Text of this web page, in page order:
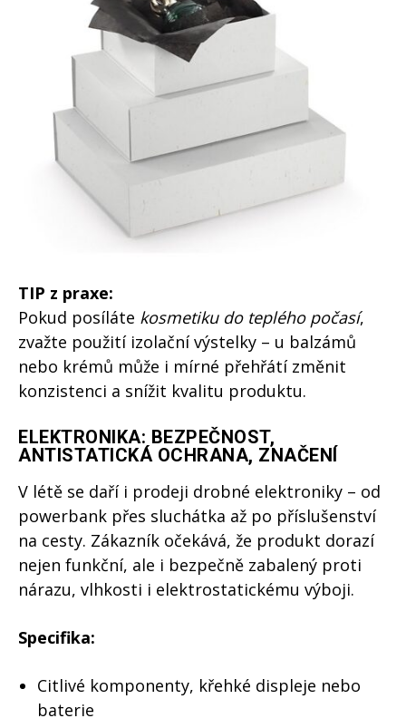
TIP z praxe:
Pokud posíláte kosmetiku do teplého počasí,
zvažte použití izolační výstelky – u balzámů
nebo krémů může i mírné přehřátí změnit
konzistenci a snížit kvalitu produktu.
ELEKTRONIKA: BEZPEČNOST,
ANTISTATICKÁ OCHRANA, ZNAČENÍ
V létě se daří i prodeji drobné elektroniky – od
powerbank přes sluchátka až po příslušenství
na cesty. Zákazník očekává, že produkt dorazí
nejen funkční, ale i bezpečně zabalený proti
nárazu, vlhkosti i elektrostatickému výboji.
Specifika:
Citlivé komponenty, křehké displeje nebo
baterie